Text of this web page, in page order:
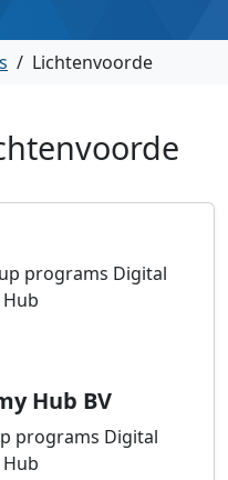
/ Lichtenvoorde
Hub BV
programs Digital